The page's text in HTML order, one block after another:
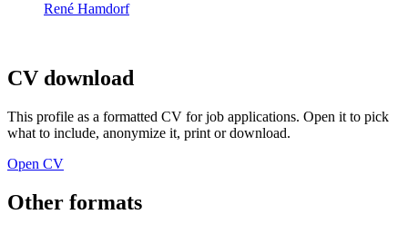
René Hamdorf
CV download
This profile as a formatted CV for job applications. Open it to pick
what to include, anonymize it, print or download.
Open CV
Other formats